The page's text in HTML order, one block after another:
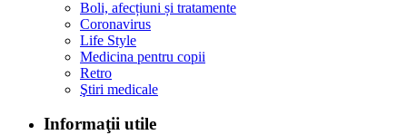
Boli, afecțiuni și tratamente
Coronavirus
Life Style
Medicina pentru copii
Retro
Ştiri medicale
Informaţii utile